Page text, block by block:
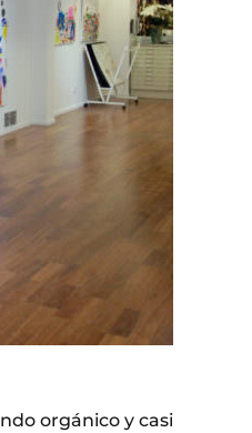
orgánico y casi